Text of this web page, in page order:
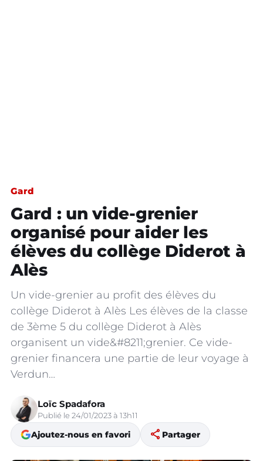
Gard
Gard : un vide-grenier
organisé pour aider les
élèves du collège Diderot à
Alès
Un vide-grenier au profit des élèves du
collège Diderot à Alès Les élèves de la classe
de 3ème 5 du collège Diderot à Alès
organisent un vide&#8211;grenier. Ce vide-
grenier financera une partie de leur voyage à
Verdun…
Loïc Spadafora
Publié le 24/01/2023 à 13h11
Ajoutez-nous en favori share Partager